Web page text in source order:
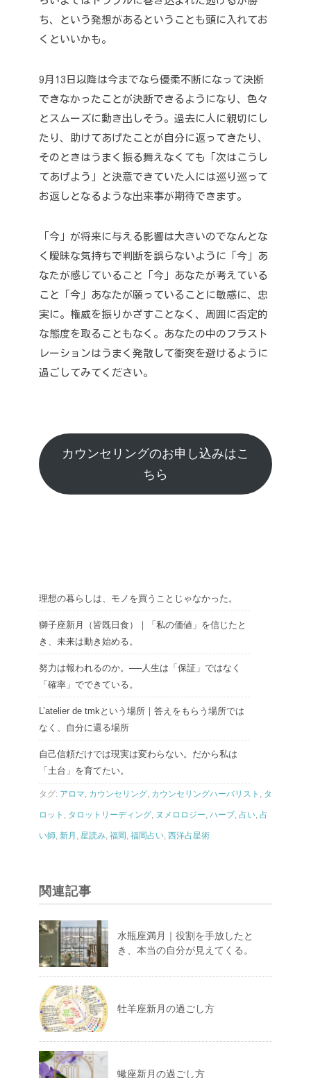
ち、という発想があるということも頭に入れてお
くといいかも。
9月13日以降は今までなら優柔不断になって決断
できなかったことが決断できるようになり、色々
とスムーズに動き出しそう。 過去に人に親切にし
たり、助けてあげたことが自分に返ってきたり、
そのときはうまく振る舞えなくても「次はこうし
てあげよう」と決意できていた人には巡り巡って
お返しとなるような出来事が期待できます。
「今」が将来に与える影響は大きいのでなんとな
く曖昧な気持ちで判断を誤らないように 「今」あ
なたが感じていること「今」あなたが考えている
こと
「今」あなたが願っていることに敏感に、忠
実に。 権威を振りかざすことなく、周囲に否定的
な態度を取ることもなく。 あなたの中のフラスト
レーションはうまく発散して衝突を避けるように
過ごしてみてください。
カウンセリングのお申し込みはこ
ちら
理想の暮らしは、モノを買うことじゃなかった。
獅子座新月（皆既日食）｜「私の価値」を信じたと
き、未来は動き始める。
努力は報われるのか。──人生は「保証」ではなく
「確率」でできている。
L’atelier de tmkという場所｜答えをもらう場所では
なく、自分に還る場所
自己信頼だけでは現実は変わらない。だから私は
「土台」を育てたい。
タグ: アロマ, カウンセリング, カウンセリングハーバリスト , タ
ロット , タロットリーディング, ヌメロロジー, ハーブ, 占い, 占
い師, 新月 , 星読み, 福岡 , 福岡占い, 西洋占星術
関連記事
水瓶座満月｜役割を手放したと
き、本当の自分が見えてくる。
牡羊座新月の過ごし方
蠍座新月の過ごし方